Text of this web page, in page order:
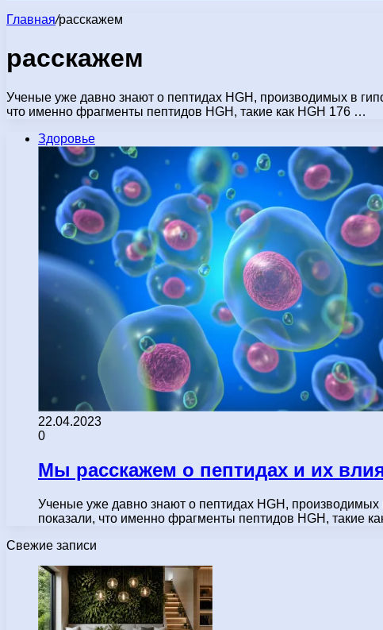
Главная/расскажем
расскажем
Ученые уже давно знают о пептидах HGH, производимых в
что именно фрагменты пептидов HGH, такие как HGH 176 …
Здоровье
22.04.2023
0
Мы расскажем о пептидах и их
Ученые уже давно знают о пептидах HGH,
показали, что именно фрагменты пептидов HGH, такие
Свежие записи